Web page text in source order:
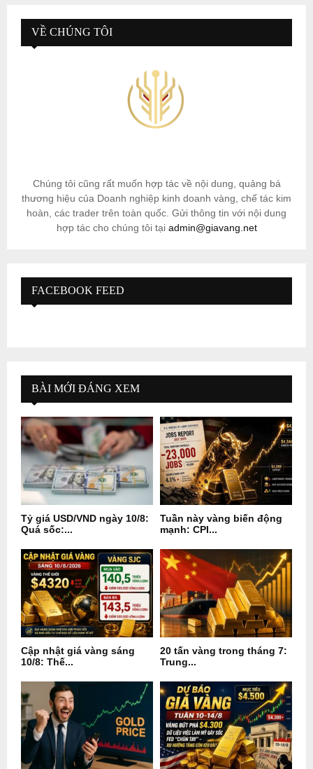
VỀ CHÚNG TÔI
Chúng tôi cũng rất muốn hợp tác về nội dung, quảng bá
thương hiệu của Doanh nghiệp kinh doanh vàng, chế tác kim
hoàn, các trader trên toàn quốc. Gửi thông tin với nội dung
hợp tác cho chúng tôi tại admin@giavang.net
FACEBOOK FEED
BÀI MỚI ĐÁNG XEM
Tỷ giá USD/VND ngày 10/8:
Quá sốc:...
Tuần này vàng biến động
mạnh: CPI...
Cập nhật giá vàng sáng
10/8: Thế...
20 tấn vàng trong tháng 7:
Trung...